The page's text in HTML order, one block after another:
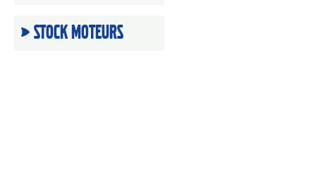
Stock moteurs